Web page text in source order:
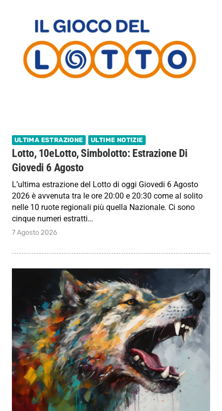
ULTIMA ESTRAZIONE ULTIME NOTIZIE
Lotto, 10eLotto, Simbolotto: Estrazione Di
Giovedi 6 Agosto
L’ultima estrazione del Lotto di oggi Giovedi 6 Agosto
2026 è avvenuta tra le ore 20:00 e 20:30 come al solito
nelle 10 ruote regionali più quella Nazionale. Ci sono
cinque numeri estratti…
7 Agosto 2026